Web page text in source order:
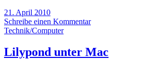
21. April 2010
Schreibe einen Kommentar
Technik/Computer
Lilypond unter Mac